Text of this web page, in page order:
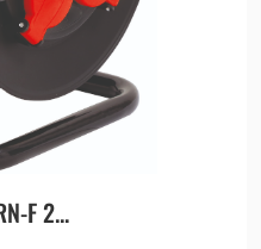
F 2...